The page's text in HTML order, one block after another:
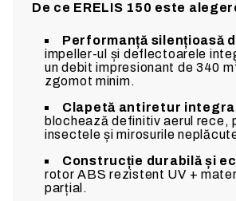
De ce ERELIS 150 este
Performanță silențioasă
impeller-ul și deflectoarele
un debit impresionant de 340
zgomot minim.
Clapetă antiretur
blochează definitiv aerul rece,
insectele și mirosurile
Construcție durabilă și
rotor ABS rezistent UV +
parțial.